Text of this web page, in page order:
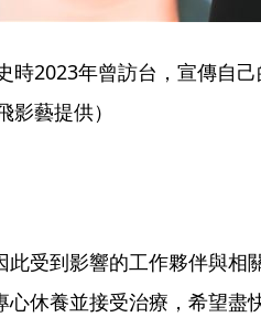
時2023年曾訪台，宣傳自
影藝提供）
此受到影響的工作夥伴與相
心休養並接受治療，希望盡